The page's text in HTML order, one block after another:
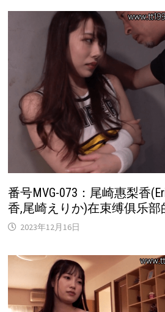
番号MVG-073：尾崎惠梨香
香,尾崎えりか)在束缚俱乐部
2023年12月16日